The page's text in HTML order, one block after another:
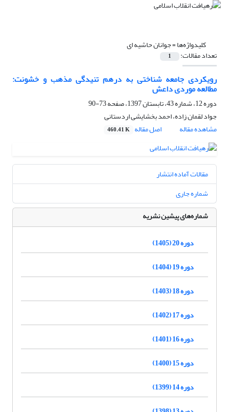
کلیدواژه‌ها =جوانان حاشیه ای
تعداد مقالات: 1
رویکردی جامعه شناختی به درهم تنیدگی مذهب و خشونت:
مطالعه موردی داعش
دوره 12، شماره 43، تابستان 1397، صفحه
73-90
جواد لقمان زاده، احمد بخشایشی اردستانی
مشاهده مقاله
اصل مقاله 460.41 K
مقالات آماده انتشار
شماره جاری
شماره‌های پیشین نشریه
دوره 20 (1405)
دوره 19 (1404)
دوره 18 (1403)
دوره 17 (1402)
دوره 16 (1401)
دوره 15 (1400)
دوره 14 (1399)